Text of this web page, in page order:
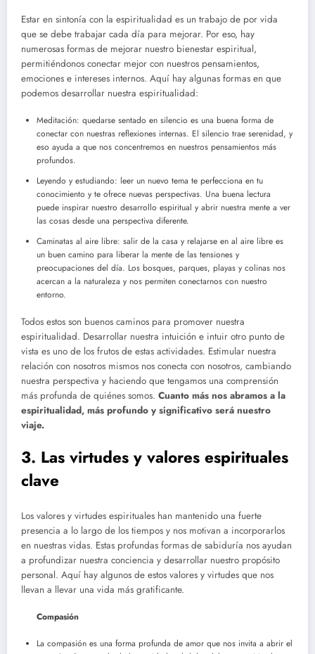
Estar en sintonía con la espiritualidad es un trabajo de por vida
que se debe trabajar cada día para mejorar. Por eso, hay
numerosas formas de mejorar nuestro bienestar espiritual,
permitiéndonos conectar mejor con nuestros pensamientos,
emociones e intereses internos. Aquí hay algunas formas en que
podemos desarrollar nuestra espiritualidad:
Meditación: quedarse sentado en silencio es una buena forma de
conectar con nuestras reflexiones internas. El silencio trae serenidad, y
eso ayuda a que nos concentremos en nuestros pensamientos más
profundos.
Leyendo y estudiando: leer un nuevo tema te perfecciona en tu
conocimiento y te ofrece nuevas perspectivas. Una buena lectura
puede inspirar nuestro desarrollo espiritual y abrir nuestra mente a ver
las cosas desde una perspectiva diferente.
Caminatas al aire libre: salir de la casa y relajarse en al aire libre es
un buen camino para liberar la mente de las tensiones y
preocupaciones del día. Los bosques, parques, playas y colinas nos
acercan a la naturaleza y nos permiten conectarnos con nuestro
entorno.
Todos estos son buenos caminos para promover nuestra
espiritualidad. Desarrollar nuestra intuición e intuir otro punto de
vista es uno de los frutos de estas actividades. Estimular nuestra
relación con nosotros mismos nos conecta con nosotros, cambiando
nuestra perspectiva y haciendo que tengamos una comprensión
más profunda de quiénes somos. Cuanto más nos abramos a la
espiritualidad, más profundo y significativo será nuestro
viaje.
3. Las virtudes y valores espirituales
clave
Los valores y virtudes espirituales han mantenido una fuerte
presencia a lo largo de los tiempos y nos motivan a incorporarlos
en nuestras vidas. Estas profundas formas de sabiduría nos ayudan
a profundizar nuestra conciencia y desarrollar nuestro propósito
personal. Aquí hay algunos de estos valores y virtudes que nos
llevan a llevar una vida más gratificante.
Compasión
La compasión es una forma profunda de amor que nos invita a abrir el